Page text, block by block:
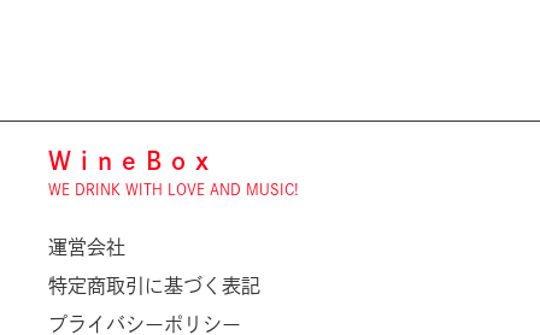
WineBox
WE DRINK WITH LOVE AND MUSIC!
運営会社
特定商取引に基づく表記
プライバシーポリシー